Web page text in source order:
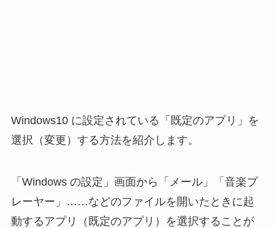
Windows10 に設定されている「既定のアプリ」を
選択（変更）する方法を紹介します。
「Windows の設定」画面から「メール」「音楽プ
レーヤー」……などのファイルを開いたときに起
動するアプリ（既定のアプリ）を選択することが